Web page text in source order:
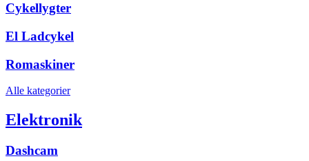
Cykellygter
El Ladcykel
Romaskiner
Alle kategorier
Elektronik
Dashcam